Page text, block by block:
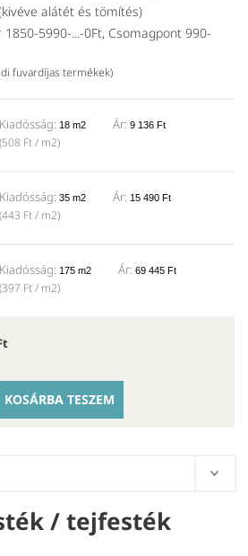
alátét és tömítés)
1850-5990-...-0Ft, Csomagpont 990-
fuvardíjas termékek)
Kiadósság: 18 m2
(508 Ft / m2)
Ár: 9 136 Ft
Kiadósság: 35 m2
(443 Ft / m2)
Ár: 15 490 Ft
Kiadósság: 175 m2
(397 Ft / m2)
Ár: 69 445 Ft
KOSÁRBA TESZEM
/ tejfesték